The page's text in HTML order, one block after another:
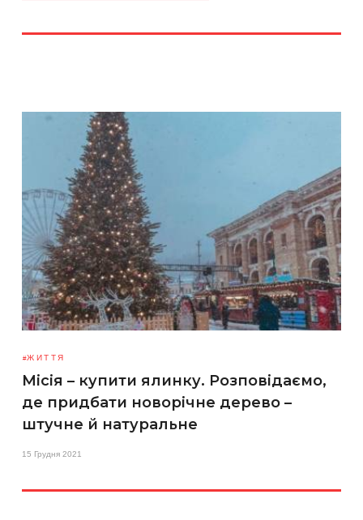
ЖИТТЯ
Місія – купити ялинку. Розповідаємо,
де придбати новорічне дерево –
штучне й натуральне
15 Грудня 2021